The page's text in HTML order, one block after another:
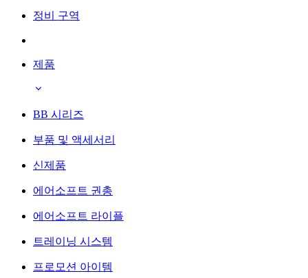
정비 구역
제품
BB 시리즈
부품 및 액세서리
신제품
에어소프트 권총
에어소프트 라이플
트레이닝 시스템
프로모션 아이템